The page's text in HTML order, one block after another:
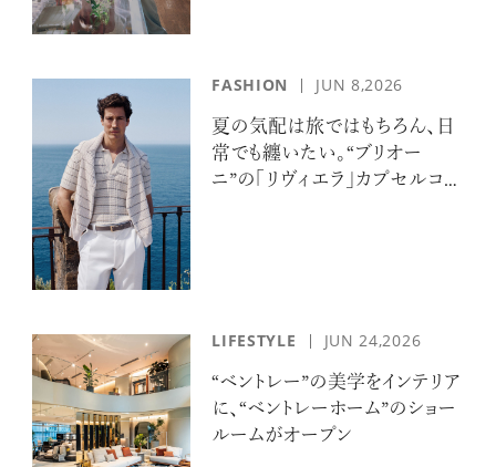
FASHION JUN 8,2026
夏の気配は旅ではもちろん、日
常でも纏いたい。“ブリオー
ニ”の「リヴィエラ」カプセルコレ
LIFESTYLE JUN 24,2026
“ベントレー”の美学をインテリア
に、“ベントレーホーム”のショー
ルームがオープン